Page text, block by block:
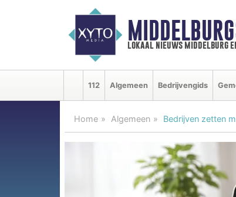
lokaal nieuws middelburg
112 Algemeen Bedrijvengids
Home Algemeen Bedrijven zetten